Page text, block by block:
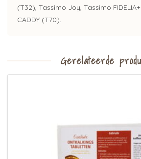
(T32), Tassimo Joy, Tassimo
CADDY (T70).
Gerelateerde